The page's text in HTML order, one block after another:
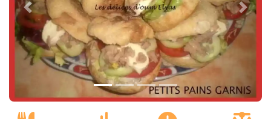
Précédent